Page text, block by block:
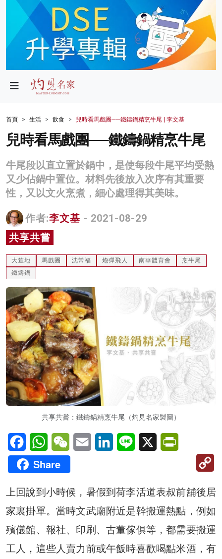
政局
財經
生活
商業
科技
影片
名家榜
灼見活動
關於我們
首頁 生活 飲食 兒時看馬戲團──鐵鑄鍋精烹牛尾 | 李文基
兒時看馬戲團──鐵鑄鍋精烹牛尾
牛尾段以直立置於鍋中，是使每段牛尾平均受熱
又少佔鍋中置位。材料先後放入次序有其重要
性，又以文火烹煮，細心處理得其美味。
作者:李文基 - 2021-08-29
共享共嘗
大笪地 馬戲團 沈常福 炮彈飛人 南華體育會
烹牛尾
鐵鑄鍋
共享共嘗：鐵鑄鍋精烹牛尾（灼見名家製圖）
FacebookWhatsAppWeChatEmail LinkedInLine X
Share
上回說到小時候，暑假到荷李活道表叔前舖後居
家裏掛單。當時文武廟附近是幹搬運熱點，例如
殯儀館、報社、印刷、古董傢俱等，都需要搬運
工人，這些人賣力前或午飯時喜歡喝點米酒，有